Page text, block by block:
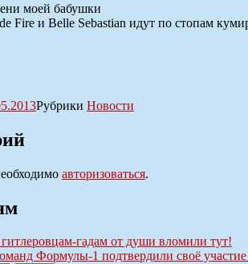
моей бабушки
Fire и Belle Sebastian идут по стопам
Рубрики Новости
авторизоваться.
гадам от души вломили тут!
Формулы-1 подтвердили своё участие